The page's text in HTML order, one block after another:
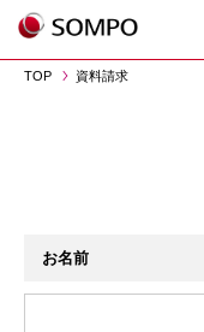
TOP 資料請求
お名前